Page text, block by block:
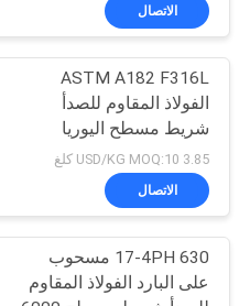
الاتصال
ASTM A182 F316L
الفولاذ المقاوم للصدأ
شريط مسطح اليوريا
الصف لوحة مربعة
مسحوب على البارد
3.85 USD/KG MOQ:10 كلغ
الاتصال
17-4PH 630 مسحوب
على البارد الفولاذ المقاوم